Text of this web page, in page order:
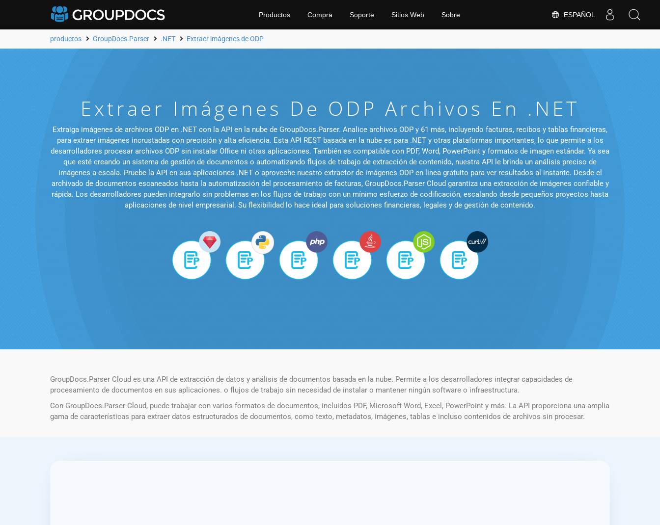
ESPAÑOL
Productos Compra Soporte Sitios Web Sobre
productos GroupDocs.Parser .NET Extraer imágenes de ODP
Extraer Imágenes De ODP Archivos En .NET
Extraiga imágenes de archivos ODP en .NET con la API en la nube de GroupDocs.Parser. Analice archivos ODP y 61 más, incluyendo facturas, recibos y tablas financieras,
para extraer imágenes incrustadas con precisión y alta eficiencia. Esta API REST basada en la nube es para .NET y otras plataformas importantes, lo que permite a los
desarrolladores procesar archivos ODP sin instalar Office ni otras aplicaciones. También es compatible con PDF, Word, PowerPoint y formatos de imagen estándar. Ya sea
que esté creando un sistema de gestión de documentos o automatizando flujos de trabajo de extracción de contenido, nuestra API le brinda un análisis preciso de
imágenes a escala. Pruebe la API en sus aplicaciones .NET o aproveche nuestro extractor de imágenes ODP en línea gratuito para ver resultados al instante. Desde el
archivado de documentos escaneados hasta la automatización del procesamiento de facturas, GroupDocs.Parser Cloud garantiza una extracción de imágenes confiable y
rápida. Los desarrolladores pueden integrarlo sin problemas en los flujos de trabajo con un mínimo esfuerzo de codificación, escalando desde pequeños proyectos hasta
aplicaciones de nivel empresarial. Su flexibilidad lo hace ideal para soluciones financieras, legales y de gestión de contenido.
GroupDocs.Parser Cloud es una API de extracción de datos y análisis de documentos basada en la nube. Permite a los desarrolladores integrar capacidades de
procesamiento de documentos en sus aplicaciones. o flujos de trabajo sin necesidad de instalar o mantener ningún software o infraestructura.
Con GroupDocs.Parser Cloud, puede trabajar con varios formatos de documentos, incluidos PDF, Microsoft Word, Excel, PowerPoint y más. La API proporciona una amplia
gama de características para extraer datos estructurados de documentos, como texto, metadatos, imágenes, tablas e incluso contenidos de archivos sin procesar.